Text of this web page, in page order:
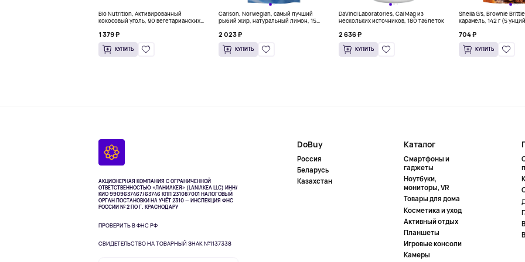
Bio Nutrition, Активированный
кокосовый уголь, 90 вегетарианских
1 379 ₽
КУПИТЬ
Carlson, Norwegian, самый лучший
рыбий жир, натуральный лимон, 15
2 023 ₽
КУПИТЬ
DaVinci Laboratories, Cal Mag из
нескольких источников, 180 таблеток
2 636 ₽
КУПИТЬ
Sheila G's, Brownie
карамель, 142 г (5
704 ₽
КУПИТЬ
АКЦИОНЕРНАЯ КОМПАНИЯ С ОГРАНИЧЕННОЙ
ОТВЕТСТВЕННОСТЬЮ «ЛАНИАКЕЯ» (LANIAKEA LLC) ИНН/
КИО 9909637467/63746 КПП 231087001НАЛОГОВЫЙ
ОРГАН ПОСТАНОВКИ НА УЧЁТ 2310 — ИНСПЕКЦИЯ ФНС
РОССИИ № 2 ПО Г. КРАСНОДАРУ
ПРОВЕРИТЬ В ФНС РФ
СВИДЕТЕЛЬСТВО НА ТОВАРНЫЙ ЗНАК №1137338
DoBuy
Россия
Беларусь
Казахстан
Каталог
Смартфоны и
гаджеты
Ноутбуки,
мониторы, VR
Товары для дома
Косметика и уход
Активный отдых
Планшеты
Игровые консоли
Камеры